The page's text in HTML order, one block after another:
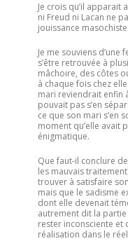
Je crois qu’il apparait
ni Freud ni Lacan ne
jouissance
Je me souviens
s’être retrouvée à
mâchoire, des côtes
à chaque fois chez
mari reviendrait enfin
pouvait pas s’en
ce que son mari s’en
moment qu’elle avait
énigmatique.
Que faut-il conclure
les mauvais
trouver à satisfaire
mais que le sadisme
dont elle devenait
autrement dit la
rester inconsciente et
réalisation dans le